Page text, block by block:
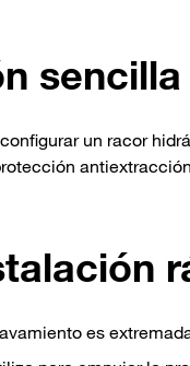
un racor
es